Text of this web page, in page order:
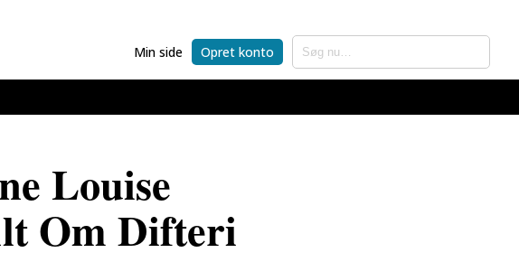
Min side Opret konto
Louise
Om Difteri